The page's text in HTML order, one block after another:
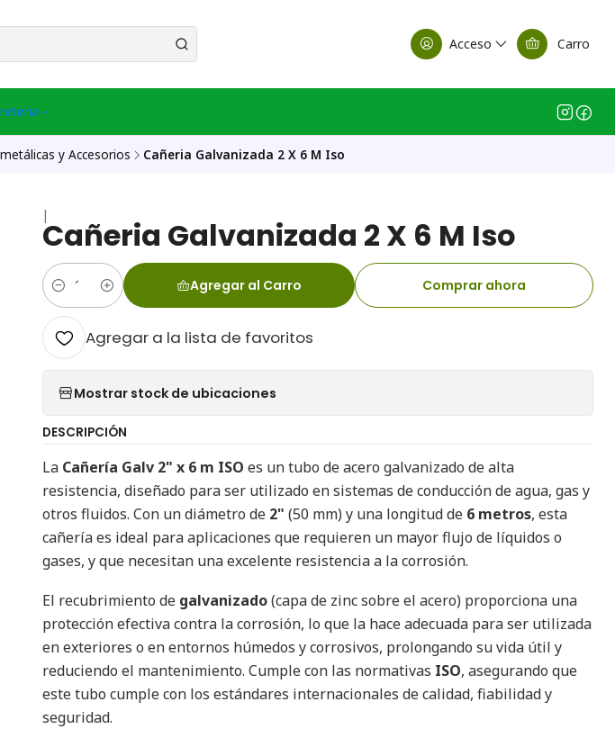
Acceso Carro
y Accesorios Cañeria Galvanizada 2 X 6 M Iso
|
Cañeria Galvanizada 2 X 6 M Iso
Cantidad
Agregar al Carro Comprar ahora
Agregar a la lista de favoritos
Mostrar stock de ubicaciones
DESCRIPCIÓN
La Cañería Galv 2" x 6 m ISO es un tubo de acero galvanizado de alta
resistencia, diseñado para ser utilizado en sistemas de conducción de agua, gas y
otros fluidos. Con un diámetro de 2" (50 mm) y una longitud de 6 metros, esta
cañería es ideal para aplicaciones que requieren un mayor flujo de líquidos o
gases, y que necesitan una excelente resistencia a la corrosión.
El recubrimiento de galvanizado(capa de zinc sobre el acero) proporciona una
protección efectiva contra la corrosión, lo que la hace adecuada para ser utilizada
en exteriores o en entornos húmedos y corrosivos, prolongando su vida útil y
reduciendo el mantenimiento. Cumple con las normativas ISO, asegurando que
este tubo cumple con los estándares internacionales de calidad, fiabilidad y
seguridad.